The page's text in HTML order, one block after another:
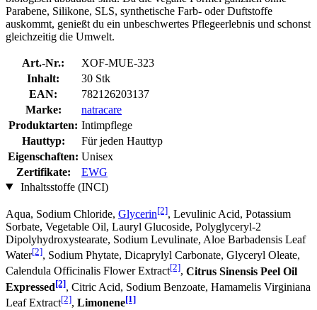
Parabene, Silikone, SLS, synthetische Farb- oder Duftstoffe
auskommt, genießt du ein unbeschwertes Pflegeerlebnis und schonst
gleichzeitig die Umwelt.
Art.-Nr.:
XOF-MUE-323
Inhalt:
30 Stk
EAN:
782126203137
Marke:
natracare
Produktarten: Intimpflege
Hauttyp:
Für jeden Hauttyp
Eigenschaften: Unisex
Zertifikate:
EWG
Inhaltsstoffe (INCI)
Aqua, Sodium Chloride, Glycerin[2], Levulinic Acid, Potassium
Sorbate, Vegetable Oil, Lauryl Glucoside, Polyglyceryl-2
Dipolyhydroxystearate, Sodium Levulinate, Aloe Barbadensis Leaf
Water[2], Sodium Phytate, Dicaprylyl Carbonate, Glyceryl Oleate,
Calendula Officinalis Flower Extract[2], Citrus Sinensis Peel Oil
Expressed[2], Citric Acid, Sodium Benzoate, Hamamelis Virginiana
Leaf Extract[2], Limonene[1]